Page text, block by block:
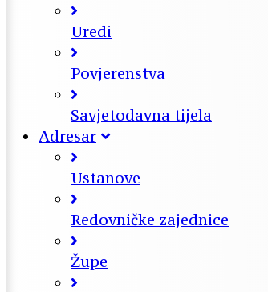
Uredi
Povjerenstva
Savjetodavna tijela
Adresar
Ustanove
Redovničke zajednice
Župe